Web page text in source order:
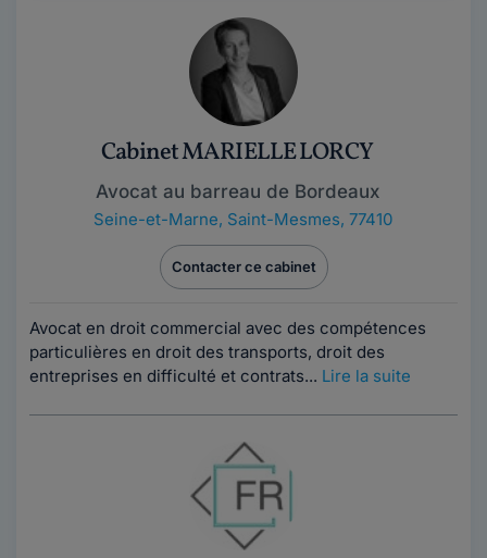
Cabinet MARIELLE LORCY
Avocat au barreau de Bordeaux
Seine-et-Marne, Saint-Mesmes, 77410
Contacter ce cabinet
Avocat en droit commercial avec des compétences
particulières en droit des transports, droit des
entreprises en difficulté et contrats... Lire la suite